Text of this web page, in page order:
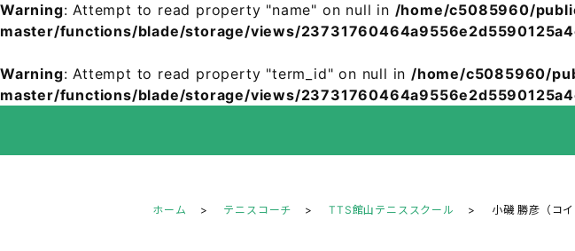
Warning: Attempt to read property "name" on null in /home/c5085960/
master/functions/blade/storage/views/
Warning: Attempt to read property "term_id" on null in/home/c5085960/
master/functions/blade/storage/views/
ホーム テニスコーチ TTS館山テニススクール 小磯 勝彦（コイ